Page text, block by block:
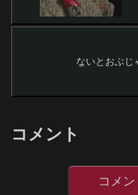
ないとおぶじ
コメント
コメ